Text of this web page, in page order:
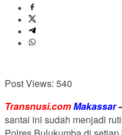
Post Views: 540
Transnusi.comMakassar
santai ini sudah menjadi